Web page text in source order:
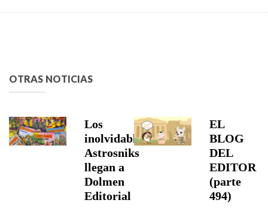
OTRAS NOTICIAS
Los
inolvidables
Astrosniks
llegan a
Dolmen
Editorial
EL
BLOG
DEL
EDITOR
(parte
494)